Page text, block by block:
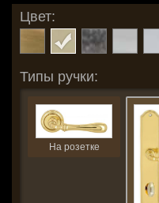
Цвет:
Типы ручки:
На розетке